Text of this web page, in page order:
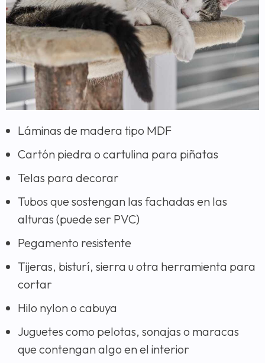
Láminas de madera tipo MDF
Cartón piedra o cartulina para piñatas
Telas para decorar
Tubos que sostengan las fachadas en las
alturas (puede ser PVC)
Pegamento resistente
Tijeras, bisturí, sierra u otra herramienta para
cortar
Hilo nylon o cabuya
Juguetes como pelotas, sonajas o maracas
que contengan algo en el interior